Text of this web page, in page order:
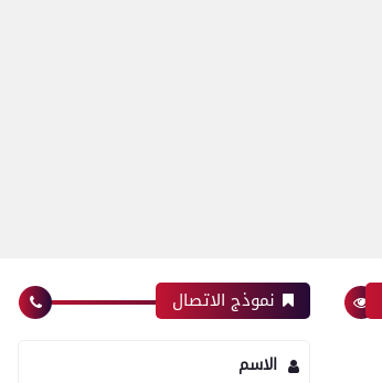
نموذج الاتصال
الاسم